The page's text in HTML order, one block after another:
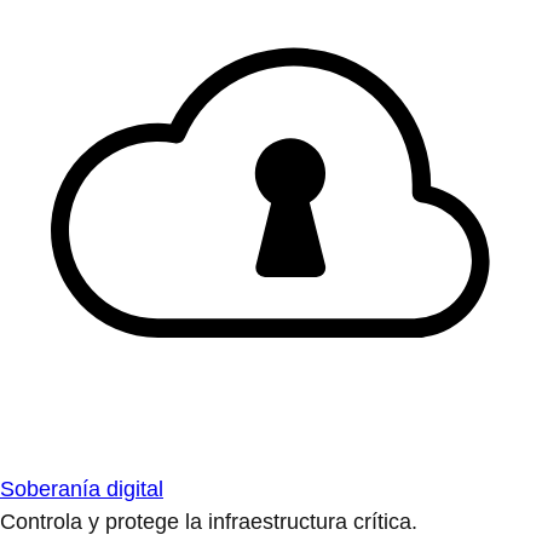
Soberanía digital
Controla y protege la infraestructura crítica.